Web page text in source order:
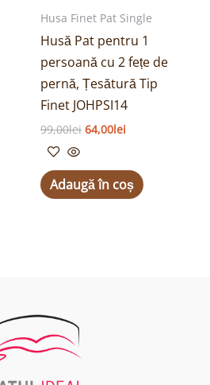
Husa Finet Pat Single
Husă Pat pentru 1
persoană cu 2 fețe de
pernă, Țesătură Tip
Finet JOHPSI14
99,00lei 64,00lei
Adaugă în coș